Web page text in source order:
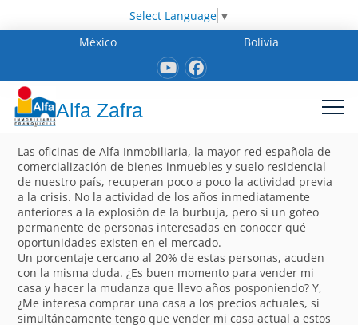
Select Language ▼
México
Bolivia
Alfa Zafra
Las oficinas de Alfa Inmobiliaria, la mayor red española de
comercialización de bienes inmuebles y suelo residencial
de nuestro país, recuperan poco a poco la actividad previa
a la crisis. No la actividad de los años inmediatamente
anteriores a la explosión de la burbuja, pero si un goteo
permanente de personas interesadas en conocer qué
oportunidades existen en el mercado.
Un porcentaje cercano al 20% de estas personas, acuden
con la misma duda. ¿Es buen momento para vender mi
casa y hacer la mudanza que llevo años posponiendo? Y,
¿Me interesa comprar una casa a los precios actuales, si
simultáneamente tengo que vender mi casa actual a estos